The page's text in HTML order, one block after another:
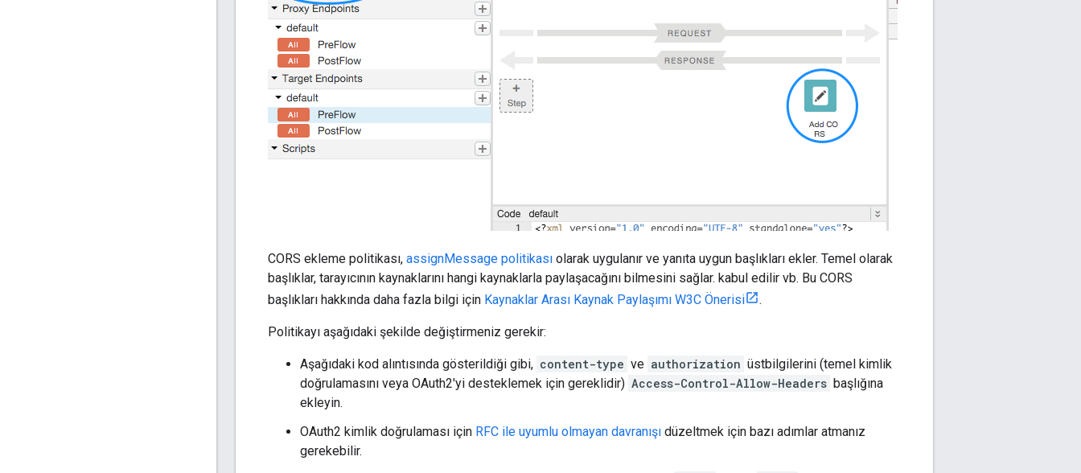
CORS ekleme politikası, assignMessage politikası olarak uygulanır ve yanıta uygun başlıkları ekler. Temel olarak
başlıklar, tarayıcının kaynaklarını hangi kaynaklarla paylaşacağını bilmesini sağlar. kabul edilir vb. Bu CORS
başlıkları hakkında daha fazla bilgi için Kaynaklar Arası Kaynak Paylaşımı W3C Önerisi .
Politikayı aşağıdaki şekilde değiştirmeniz gerekir:
Aşağıdaki kod alıntısında gösterildiği gibi, content-type ve authorization üstbilgilerini (temel kimlik
doğrulamasını veya OAuth2'yi desteklemek için gereklidir) Access-Control-Allow-Headers başlığına
ekleyin.
OAuth2 kimlik doğrulaması için RFC ile uyumlu olmayan davranışı düzeltmek için bazı adımlar atmanız
gerekebilir.